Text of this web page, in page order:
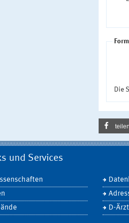
Die
und Services
D-